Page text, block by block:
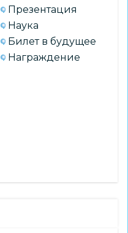
Презентация
Наука
Билет в будущее
Награждение